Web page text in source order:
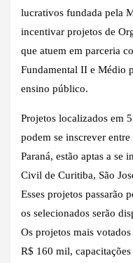
lucrativos fundada pela
incentivar projetos de
que atuem em parceria
Fundamental II e Médio
ensino público.
Projetos localizados em
podem se inscrever
Paraná, estão aptas a se
Civil de Curitiba, São
Esses projetos passarão
os selecionados serão
Os projetos mais
R$ 160 mil,